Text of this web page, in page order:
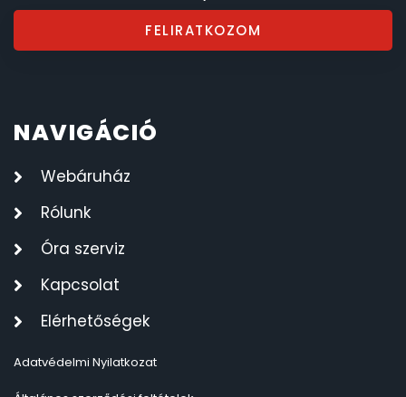
FELIRATKOZOM
NAVIGÁCIÓ
Webáruház
Rólunk
Óra szerviz
Kapcsolat
Elérhetőségek
Adatvédelmi Nyilatkozat